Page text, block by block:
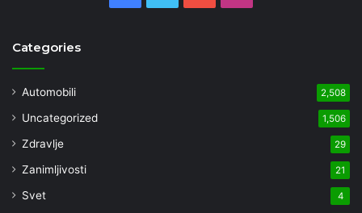
Categories
Automobili 2,508
Uncategorized 1,506
Zdravlje 29
Zanimljivosti 21
Svet 4